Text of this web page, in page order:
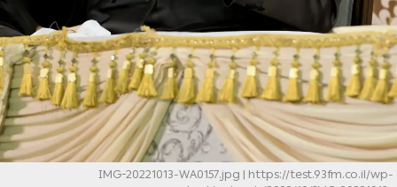
IMG-20221013-WA0157.jpg | https://test.93fm.co.il/wp-